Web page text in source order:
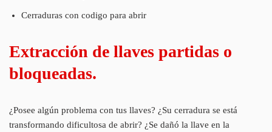
Cerraduras con codigo para abrir
Extracción de llaves partidas o
bloqueadas.
¿Posee algún problema con tus llaves? ¿Su cerradura se está
transformando dificultosa de abrir? ¿Se dañó la llave en la